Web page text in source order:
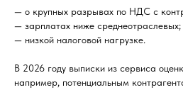
— о крупных разрывах по НДС с
— зарплатах ниже среднеотраслевых;
— низкой налоговой нагрузке.
В 2026 году выписки из сервиса
например, потенциальным